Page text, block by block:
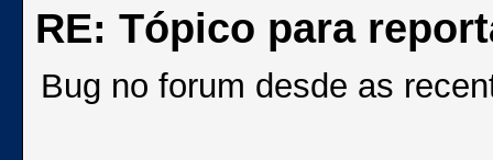
RE: Tópico para
Bug no forum desde as